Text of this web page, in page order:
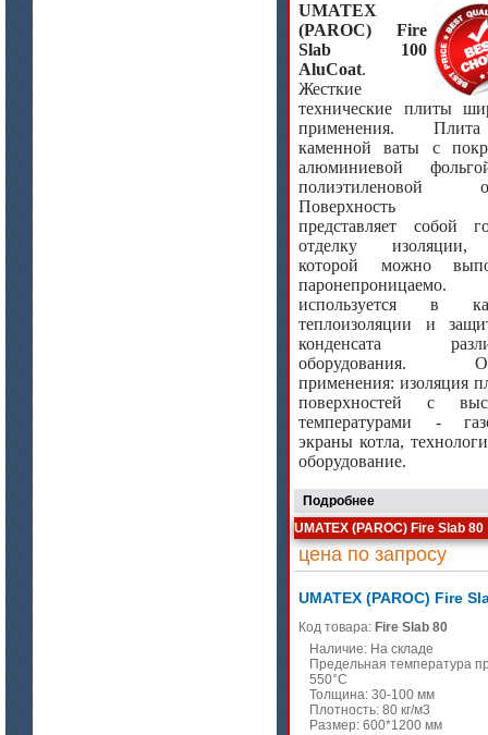
UMATEX
(PAROC) Fire
Slab 100
AluCoat.
Жесткие
технические плиты
применения.
каменной ваты с
алюминиевой
полиэтиленовой
Поверхность
представляет собой
отделку
которой можно
паронепроницаемо.
используется в
теплоизоляции и
конденсата
оборудования.
применения: изоляция
поверхностей с
температурами -
экраны котла,
оборудование.
Подробнее
UMATEX (PAROC) Fire Slab 80
цена по запросу
UMATEX (PAROC) Fire
Код товара: Fire Slab 80
Наличие: На складе
Предельная температура
550°C
Толщина: 30-100 мм
Плотность: 80 кг/м3
Размер: 600*1200 мм